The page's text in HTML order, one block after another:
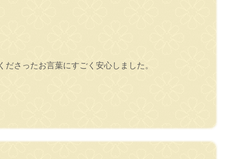
さったお言葉にすごく安心しました。